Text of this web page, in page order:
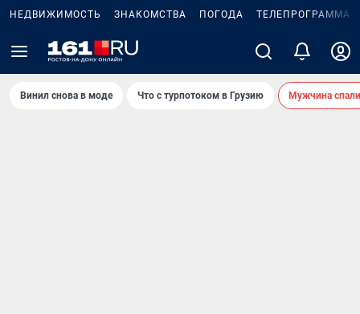
НЕДВИЖИМОСТЬ ЗНАКОМСТВА ПОГОДА ТЕЛЕПРОГРАММА
Винил снова в моде Что с турпотоком в Грузию Мужчина